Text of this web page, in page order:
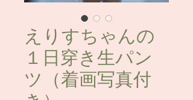
えりすちゃんの
１日穿き生パン
ツ（着画写真付